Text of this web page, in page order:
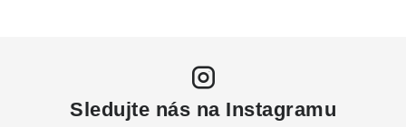
Sledujte nás na Instagramu